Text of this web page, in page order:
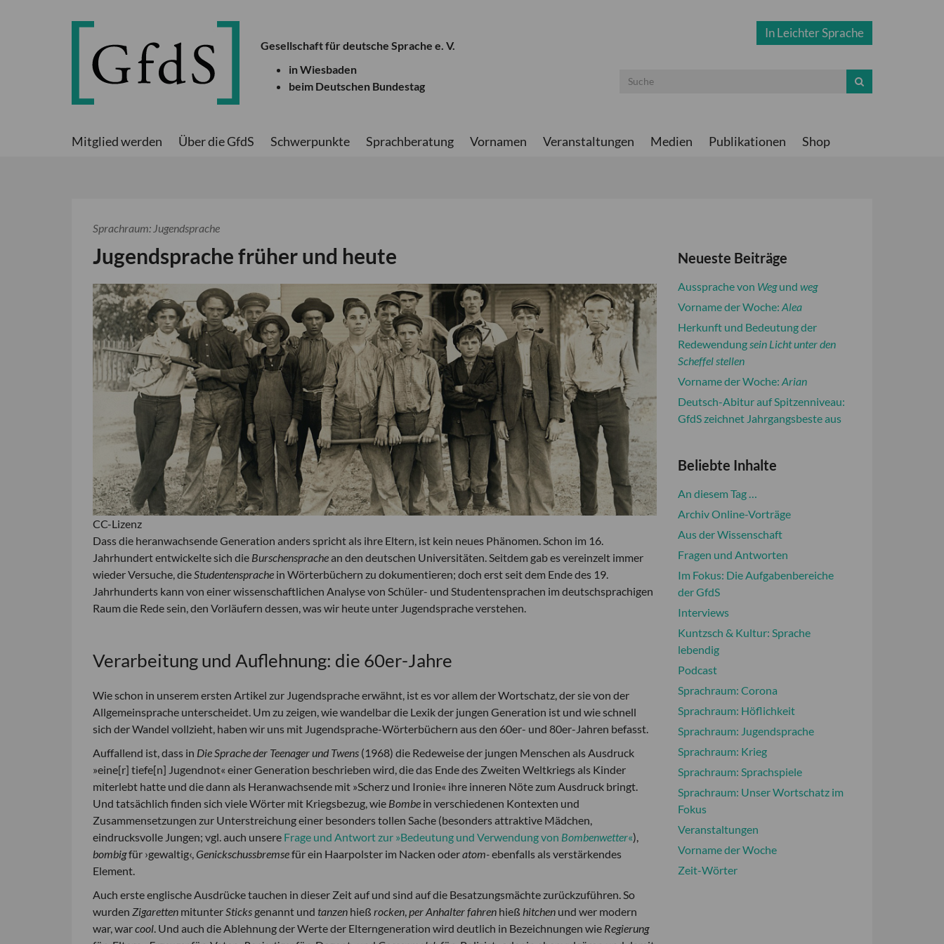
Gesellschaft für deutsche Sprache e. V.
in Wiesbaden
beim Deutschen Bundestag
In Leichter Sprache
Mitglied werden Über die GfdS Schwerpunkte Sprachberatung Vornamen Veranstaltungen Medien Publikationen Shop
Sprachraum: Jugendsprache
Jugendsprache früher und heute
CC-Lizenz
Dass die heranwachsende Generation anders spricht als ihre Eltern, ist kein neues Phänomen. Schon im 16.
Jahrhundert entwickelte sich die Burschensprachean den deutschen Universitäten. Seitdem gab es vereinzelt immer
wieder Versuche, dieStudentensprache in Wörterbüchern zu dokumentieren; doch erst seit dem Ende des 19.
Jahrhunderts kann von einer wissenschaftlichen Analyse von Schüler- und Studentensprachen im deutschsprachigen
Raum die Rede sein, den Vorläufern dessen, was wir heute unter Jugendsprache verstehen.
Verarbeitung und Auflehnung: die 60er-Jahre
Wie schon in unserem ersten Artikel zur Jugendsprache erwähnt, ist es vor allem der Wortschatz, der sie von der
Allgemeinsprache unterscheidet. Um zu zeigen, wie wandelbar die Lexik der jungen Generation ist und wie schnell
sich der Wandel vollzieht, haben wir uns mit Jugendsprache-Wörterbüchern aus den 60er- und 80er-Jahren befasst.
Auffallend ist, dass in Die Sprache der Teenager und Twens (1968) die Redeweise der jungen Menschen als Ausdruck
»eine[r] tiefe[n] Jugendnot« einer Generation beschrieben wird, die das Ende des Zweiten Weltkriegs als Kinder
miterlebt hatte und die dann als Heranwachsende mit »Scherz und Ironie« ihre inneren Nöte zum Ausdruck bringt.
Und tatsächlich finden sich viele Wörter mit Kriegsbezug, wie Bombe in verschiedenen Kontexten und
Zusammensetzungen zur Unterstreichung einer besonders tollen Sache (besonders attraktive Mädchen,
eindrucksvolle Jungen; vgl. auch unsere Frage und Antwort zur »Bedeutung und Verwendung von Bombenwetter«),
bombigfür ›gewaltig‹, Genickschussbremsefür ein Haarpolster im Nacken oderatom-ebenfalls als verstärkendes
Element.
Auch erste englische Ausdrücke tauchen in dieser Zeit auf und sind auf die Besatzungsmächte zurückzuführen. So
wurden Zigaretten mitunterSticks genannt und tanzen hieß rocken,per Anhalter fahren hieß hitchen und wer modern
war, warcool. Und auch die Ablehnung der Werte der Elterngeneration wird deutlich in Bezeichnungen wie Regierung
Neueste Beiträge
Aussprache von Wegund weg
Vorname der Woche: Alea
Herkunft und Bedeutung der
Redewendungsein Licht unter den
Scheffel stellen
Vorname der Woche: Arian
Deutsch-Abitur auf Spitzenniveau:
GfdS zeichnet Jahrgangsbeste aus
Beliebte Inhalte
An diesem Tag …
Archiv Online-Vorträge
Aus der Wissenschaft
Fragen und Antworten
Im Fokus: Die Aufgabenbereiche
der GfdS
Interviews
Kuntzsch & Kultur: Sprache
lebendig
Podcast
Sprachraum: Corona
Sprachraum: Höflichkeit
Sprachraum: Jugendsprache
Sprachraum: Krieg
Sprachraum: Sprachspiele
Sprachraum: Unser Wortschatz im
Fokus
Veranstaltungen
Vorname der Woche
Zeit-Wörter